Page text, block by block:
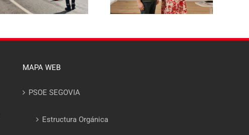
familias segovianas
Pirón se quede sin acceder a
las ayudas
MAPA WEB
PSOE SEGOVIA
Estructura Orgánica